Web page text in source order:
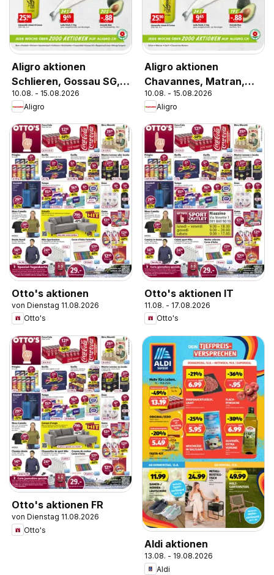
Aligro aktionen
Schlieren, Gossau SG,
Frauenfeld, Rapperswil-
Jona, Sargans, Bern
10.08. - 15.08.2026
Aligro
Aligro aktionen
Chavannes, Matran,
Genf, Sitten
10.08. - 15.08.2026
Aligro
Otto's aktionen
von Dienstag 11.08.2026
Otto's
Otto's aktionen IT
11.08. - 17.08.2026
Otto's
Otto's aktionen FR
von Dienstag 11.08.2026
Otto's
Aldi aktionen
13.08. - 19.08.2026
Aldi